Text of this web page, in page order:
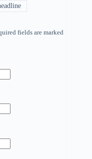
fields are marked